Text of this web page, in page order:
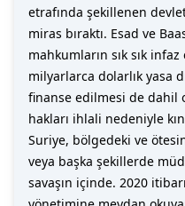
etrafında şekillenen
miras bıraktı. Esad ve
mahkumların sık sık
milyarlarca dolarlık yasa
finanse edilmesi de dahil
hakları ihlali nedeniyle
Suriye, bölgedeki ve
veya başka şekillerde
savaşın içinde. 2020